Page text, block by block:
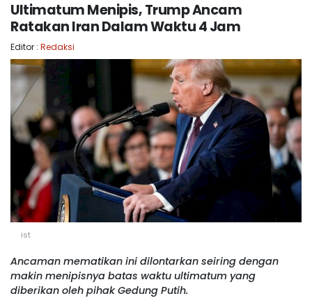
Ultimatum Menipis, Trump Ancam
Ratakan Iran Dalam Waktu 4 Jam
Editor : Redaksi
ist
Ancaman mematikan ini dilontarkan seiring dengan
makin menipisnya batas waktu ultimatum yang
diberikan oleh pihak Gedung Putih.